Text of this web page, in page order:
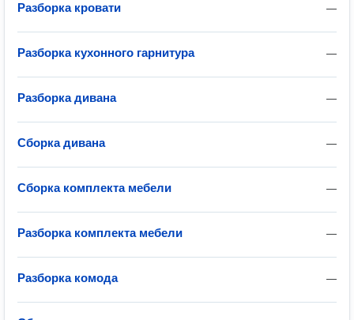
—
Разборка кровати
—
Разборка кухонного гарнитура
—
Разборка дивана
—
Сборка дивана
—
Сборка комплекта мебели
—
Разборка комплекта мебели
—
Разборка комода